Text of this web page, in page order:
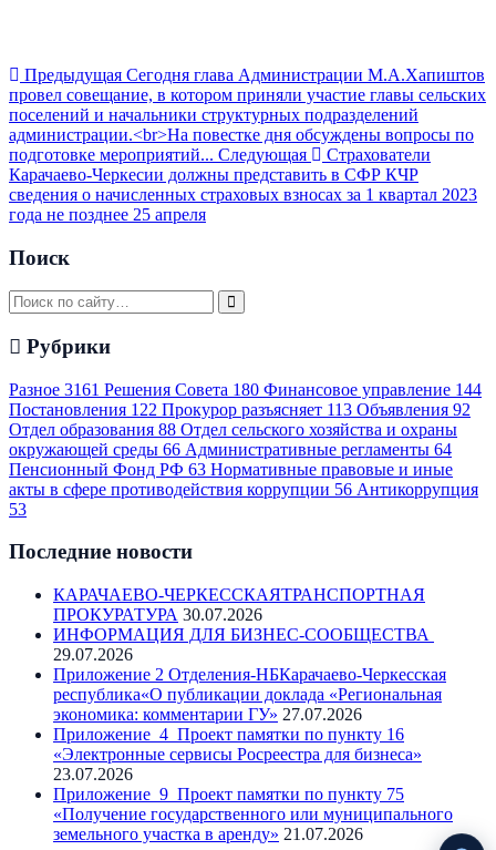
Предыдущая Сегодня глава Администрации М.А.Хапиштов
провел совещание, в котором приняли участие главы сельских
поселений и начальники структурных подразделений
администрации.<br>На повестке дня обсуждены вопросы по
подготовке мероприятий... Следующая
Страхователи
Карачаево-Черкесии должны представить в СФР КЧР
сведения о начисленных страховых взносах за 1 квартал 2023
года не позднее 25 апреля
Поиск
Рубрики
Разное 3161 Решения Совета 180 Финансовое управление 144
Постановления 122 Прокурор разъясняет 113 Объявления 92
Отдел образования 88 Отдел сельского хозяйства и охраны
окружающей среды 66 Административные регламенты 64
Пенсионный Фонд РФ 63 Нормативные правовые и иные
акты в сфере противодействия коррупции 56 Антикоррупция
53
Последние новости
КАРАЧАЕВО-ЧЕРКЕССКАЯТРАНСПОРТНАЯ
ПРОКУРАТУРА 30.07.2026
ИНФОРМАЦИЯ ДЛЯ БИЗНЕС-СООБЩЕСТВА
29.07.2026
Приложение 2 Отделения-НБКарачаево-Черкесская
республика«О публикации доклада «Региональная
экономика: комментарии ГУ» 27.07.2026
Приложение_4_Проект памятки по пункту 16
«Электронные сервисы Росреестра для бизнеса»
23.07.2026
Приложение_9_Проект памятки по пункту 75
«Получение государственного или муниципального
земельного участка в аренду» 21.07.2026